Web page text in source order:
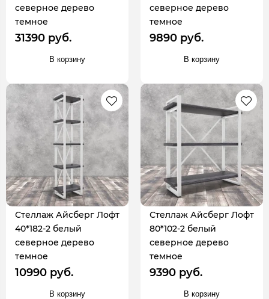
северное дерево
темное
31390 руб.
В корзину
северное дерево
темное
9890 руб.
В корзину
Стеллаж Айсберг Лофт
40*182-2 белый
северное дерево
темное
10990 руб.
В корзину
Стеллаж Айсберг Лофт
80*102-2 белый
северное дерево
темное
9390 руб.
В корзину